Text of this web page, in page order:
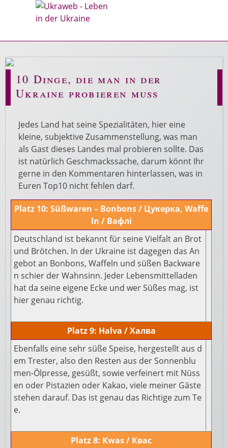
10 Dinge, die man in der
Ukraine probieren muss
Jedes Land hat seine Spezialitäten, hier eine
kleine, subjektive Zusammenstellung, was man
als Gast dieses Landes mal probieren sollte. Das
ist natürlich Geschmackssache, darum könnt Ihr
gerne in den Kommentaren hinterlassen, was in
Euren Top10 nicht fehlen darf.
Platz 10: Süßwaren – Bonbons / Цукерка, Waffe
ln / Вафлі
Deutschland ist bekannt für seine Vielfalt an Brot
und Brötchen. In der Ukraine ist dagegen das An
gebot an Bonbons, Waffeln und süßen Backware
n schier der Wahnsinn. Jeder Lebensmittelladen
hat da seine eigene Ecke und wer Süßes mag, ist
hier genau richtig.
Platz 9: Halva / Халва
Ebenfalls eine sehr süße Speise, hergestellt aus d
em Trester, also den Resten aus der Sonnenblu
men-Ölpresse, gesüßt, sowie verfeinert mit Nüss
en oder Pistazien oder Kakao, viele meiner Gäste
stehen darauf. Das ist genau das Richtige zum Te
e.
Platz 8: Kwas / Квас